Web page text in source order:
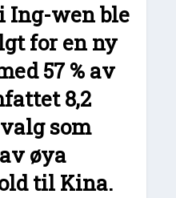
Ing-wenble
for en ny
57 % av
8,2
som
øya
til Kina.